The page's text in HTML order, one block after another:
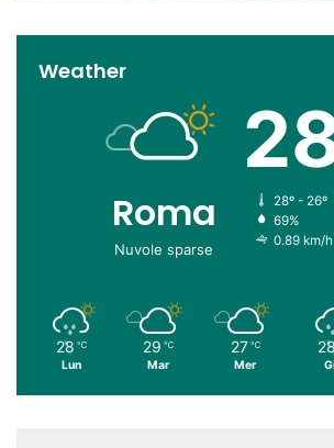
Weather
Roma
Nuvole sparse
28º - 26º
69%
0.89 km/h
28 ℃
Lun
29 ℃
Mar
27 ℃
Mer
28